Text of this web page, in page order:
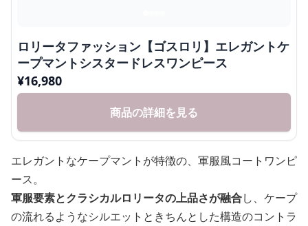
ロリータファッション【ゴスロリ】エレガントケ
ープマントシスタードレスワンピース
¥16,980
商品の詳細を見る
エレガントなケープマントが特徴の、軍服風コートワンピ
ース。
軍服要素とクラシカルロリータの上品さが融合し、ケープ
の流れるようなシルエットときちんとした構造のコントラ